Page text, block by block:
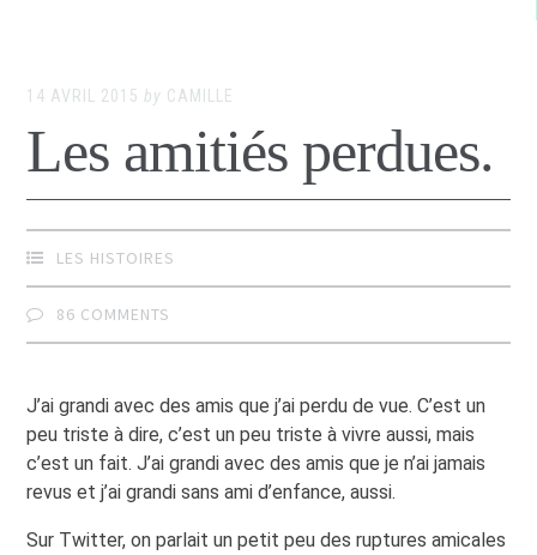
14 AVRIL 2015 by CAMILLE
Les amitiés perdues.
LES HISTOIRES
86 COMMENTS
J’ai grandi avec des amis que j’ai perdu de vue. C’est un
peu triste à dire, c’est un peu triste à vivre aussi, mais
c’est un fait. J’ai grandi avec des amis que je n’ai jamais
revus et j’ai grandi sans ami d’enfance, aussi.
Sur Twitter, on parlait un petit peu des ruptures amicales